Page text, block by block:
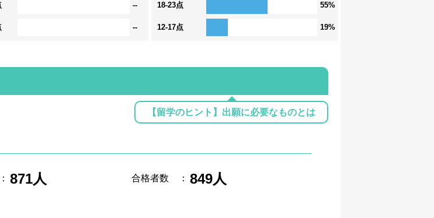
--
--
18-23点 55%
12-17点 19%
【留学のヒント】出願に必要なものとは
： 871人 合格者数 ： 849人